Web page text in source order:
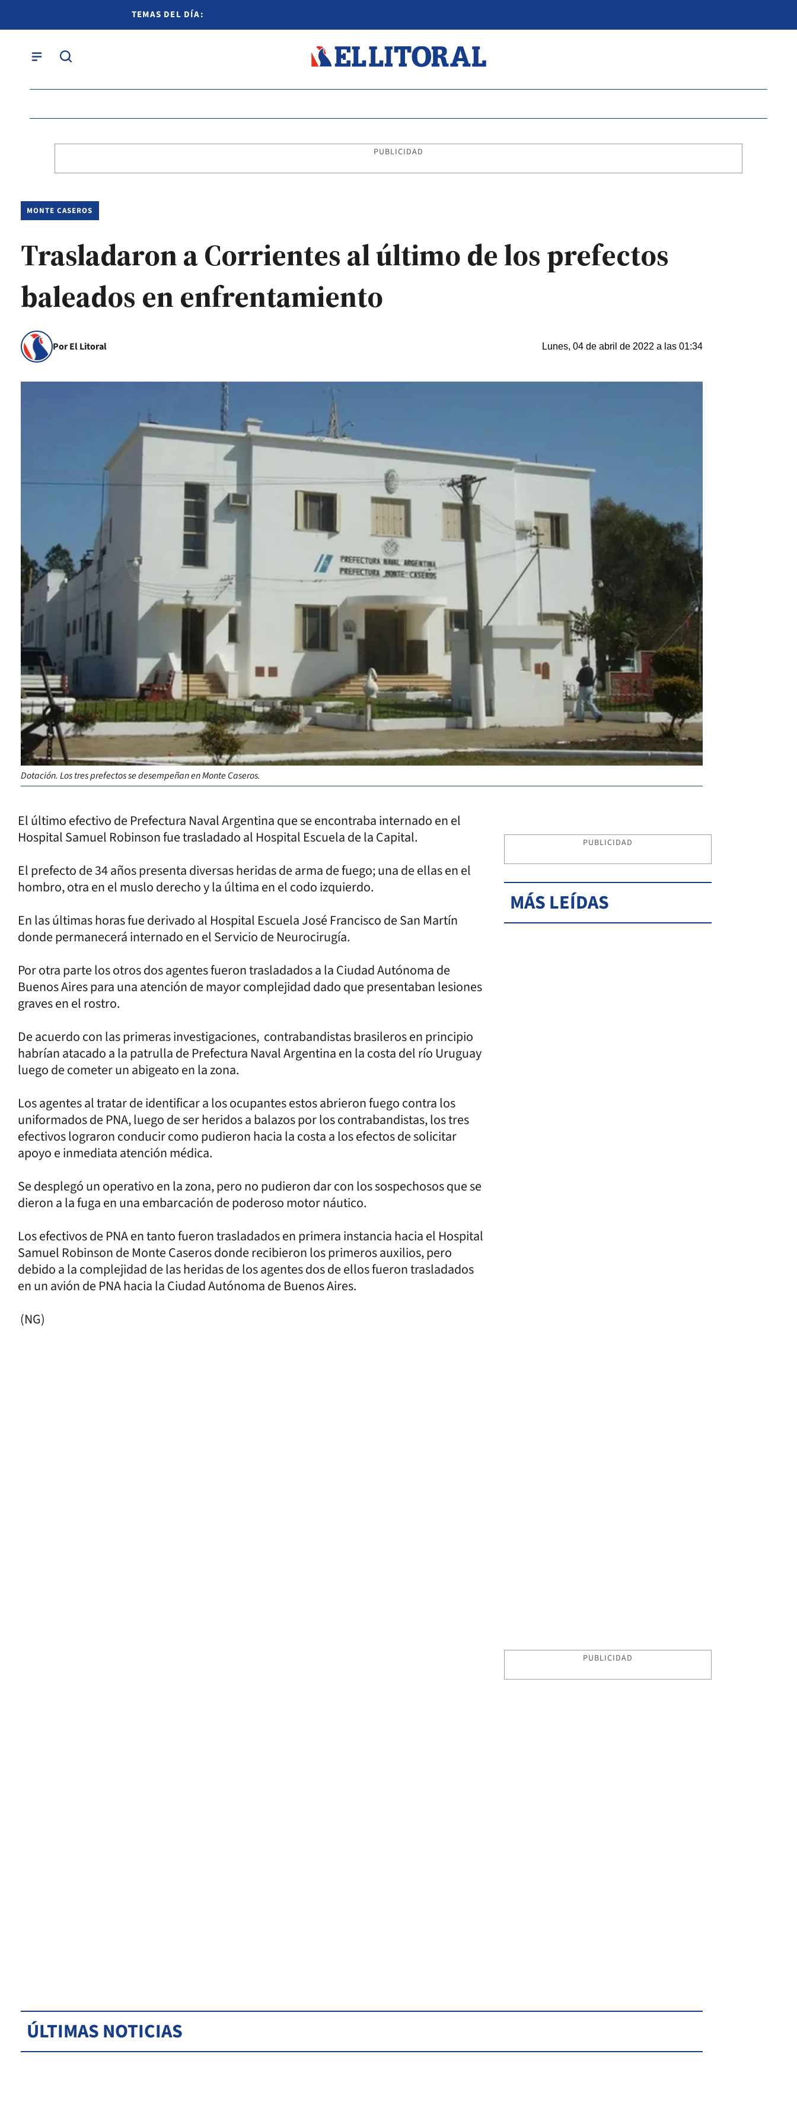
TEMAS DEL DÍA:
PUBLICIDAD
MONTE CASEROS
Trasladaron a Corrientes al último de los prefectos
baleados en enfrentamiento
Por El Litoral Lunes, 04 de abril de 2022 a las 01:34
Dotación. Los tres prefectos se desempeñan en Monte Caseros.
El último efectivo de Prefectura Naval Argentina que se encontraba internado en el
Hospital Samuel Robinson fue trasladado al Hospital Escuela de la Capital.
El prefecto de 34 años presenta diversas heridas de arma de fuego; una de ellas en el
hombro, otra en el muslo derecho y la última en el codo izquierdo.
En las últimas horas fue derivado al Hospital Escuela José Francisco de San Martín
donde permanecerá internado en el Servicio de Neurocirugía.
Por otra parte los otros dos agentes fueron trasladados a la Ciudad Autónoma de
Buenos Aires para una atención de mayor complejidad dado que presentaban lesiones
graves en el rostro.
De acuerdo con las primeras investigaciones, contrabandistas brasileros en principio
habrían atacado a la patrulla de Prefectura Naval Argentina en la costa del río Uruguay
luego de cometer un abigeato en la zona.
Los agentes al tratar de identificar a los ocupantes estos abrieron fuego contra los
uniformados de PNA, luego de ser heridos a balazos por los contrabandistas, los tres
efectivos lograron conducir como pudieron hacia la costa a los efectos de solicitar
apoyo e inmediata atención médica.
Se desplegó un operativo en la zona, pero no pudieron dar con los sospechosos que se
dieron a la fuga en una embarcación de poderoso motor náutico.
Los efectivos de PNA en tanto fueron trasladados en primera instancia hacia el Hospital
Samuel Robinson de Monte Caseros donde recibieron los primeros auxilios, pero
debido a la complejidad de las heridas de los agentes dos de ellos fueron trasladados
en un avión de PNA hacia la Ciudad Autónoma de Buenos Aires.
(NG)
PUBLICIDAD
MÁS LEÍDAS
PUBLICIDAD
ÚLTIMAS NOTICIAS